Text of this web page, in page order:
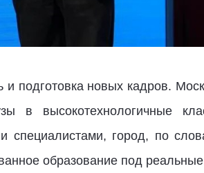
новых кадров.
в высокотехнологичные
специалистами, город, по
образование под